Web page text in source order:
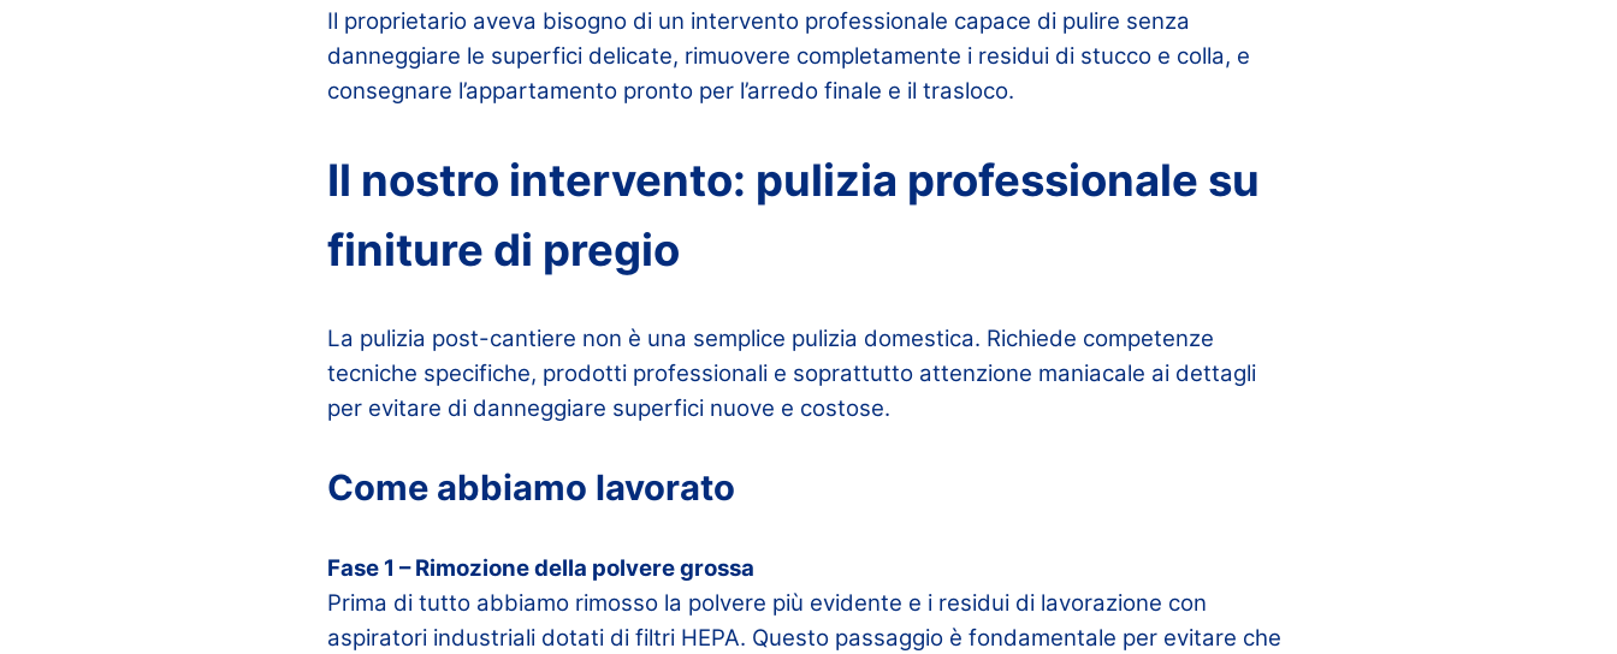
Il proprietario aveva bisogno di un intervento professionale capace di pulire senza
danneggiare le superfici delicate, rimuovere completamente i residui di stucco e colla, e
consegnare l’appartamento pronto per l’arredo finale e il trasloco.
Il nostro intervento: pulizia professionale su
finiture di pregio
La pulizia post-cantiere non è una semplice pulizia domestica. Richiede competenze
tecniche specifiche, prodotti professionali e soprattutto attenzione maniacale ai dettagli
per evitare di danneggiare superfici nuove e costose.
Come abbiamo lavorato
Fase 1 – Rimozione della polvere grossa
Prima di tutto abbiamo rimosso la polvere più evidente e i residui di lavorazione con
aspiratori industriali dotati di filtri HEPA. Questo passaggio è fondamentale per evitare che